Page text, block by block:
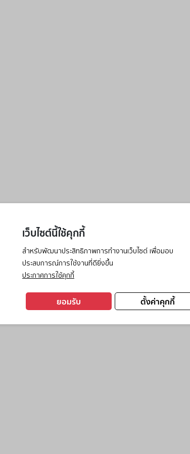
เว็บไซต์นี้ใช้คุกกี้
สำหรับพัฒนาประสิทธิภาพการทำงานเว็บไซต์ เพื่อมอบ
ประสบการณ์การใช้งานที่ดียิ่งขึ้น
ประกาศการใช้คุกกี้
ตั้งค่าคุกกี้
ยอมรับ
has occurred while loading